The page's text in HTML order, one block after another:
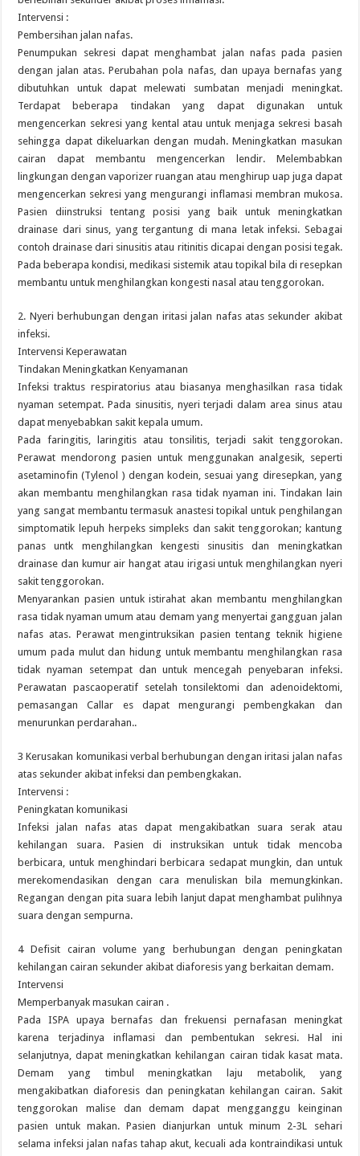
Intervensi :
Pembersihan jalan nafas.
Penumpukan sekresi dapat menghambat jalan nafas pada pasien
dengan jalan atas. Perubahan pola nafas, dan upaya bernafas yang
dibutuhkan untuk dapat melewati sumbatan menjadi meningkat.
Terdapat beberapa tindakan yang dapat digunakan untuk
mengencerkan sekresi yang kental atau untuk menjaga sekresi basah
sehingga dapat dikeluarkan dengan mudah. Meningkatkan masukan
cairan dapat membantu mengencerkan lendir. Melembabkan
lingkungan dengan vaporizer ruangan atau menghirup uap juga dapat
mengencerkan sekresi yang mengurangi inflamasi membran mukosa.
Pasien diinstruksi tentang posisi yang baik untuk meningkatkan
drainase dari sinus, yang tergantung di mana letak infeksi. Sebagai
contoh drainase dari sinusitis atau ritinitis dicapai dengan posisi tegak.
Pada beberapa kondisi, medikasi sistemik atau topikal bila di resepkan
membantu untuk menghilangkan kongesti nasal atau tenggorokan.
2. Nyeri berhubungan dengan iritasi jalan nafas atas sekunder akibat
infeksi.
Intervensi Keperawatan
Tindakan Meningkatkan Kenyamanan
Infeksi traktus respiratorius atau biasanya menghasilkan rasa tidak
nyaman setempat. Pada sinusitis, nyeri terjadi dalam area sinus atau
dapat menyebabkan sakit kepala umum.
Pada faringitis, laringitis atau tonsilitis, terjadi sakit tenggorokan.
Perawat mendorong pasien untuk menggunakan analgesik, seperti
asetaminofin (Tylenol ) dengan kodein, sesuai yang diresepkan, yang
akan membantu menghilangkan rasa tidak nyaman ini. Tindakan lain
yang sangat membantu termasuk anastesi topikal untuk penghilangan
simptomatik lepuh herpeks simpleks dan sakit tenggorokan; kantung
panas untk menghilangkan kengesti sinusitis dan meningkatkan
drainase dan kumur air hangat atau irigasi untuk menghilangkan nyeri
sakit tenggorokan.
Menyarankan pasien untuk istirahat akan membantu menghilangkan
rasa tidak nyaman umum atau demam yang menyertai gangguan jalan
nafas atas. Perawat mengintruksikan pasien tentang teknik higiene
umum pada mulut dan hidung untuk membantu menghilangkan rasa
tidak nyaman setempat dan untuk mencegah penyebaran infeksi.
Perawatan pascaoperatif setelah tonsilektomi dan adenoidektomi,
pemasangan Callar es dapat mengurangi pembengkakan dan
menurunkan perdarahan..
3 Kerusakan komunikasi verbal berhubungan dengan iritasi jalan nafas
atas sekunder akibat infeksi dan pembengkakan.
Intervensi :
Peningkatan komunikasi
Infeksi jalan nafas atas dapat mengakibatkan suara serak atau
kehilangan suara. Pasien di instruksikan untuk tidak mencoba
berbicara, untuk menghindari berbicara sedapat mungkin, dan untuk
merekomendasikan dengan cara menuliskan bila memungkinkan.
Regangan dengan pita suara lebih lanjut dapat menghambat pulihnya
suara dengan sempurna.
4 Defisit cairan volume yang berhubungan dengan peningkatan
kehilangan cairan sekunder akibat diaforesis yang berkaitan demam.
Intervensi
Memperbanyak masukan cairan .
Pada ISPA upaya bernafas dan frekuensi pernafasan meningkat
karena terjadinya inflamasi dan pembentukan sekresi. Hal ini
selanjutnya, dapat meningkatkan kehilangan cairan tidak kasat mata.
Demam yang timbul meningkatkan laju metabolik, yang
mengakibatkan diaforesis dan peningkatan kehilangan cairan. Sakit
tenggorokan malise dan demam dapat mengganggu keinginan
pasien untuk makan. Pasien dianjurkan untuk minum 2-3L sehari
selama infeksi jalan nafas tahap akut, kecuali ada kontraindikasi untuk